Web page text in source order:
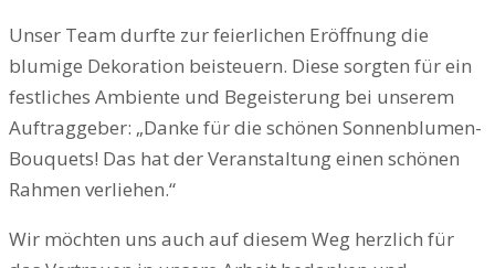
Unser Team durfte zur feierlichen Eröffnung die
blumige Dekoration beisteuern. Diese sorgten für ein
festliches Ambiente und Begeisterung bei unserem
Auftraggeber: „Danke für die schönen Sonnenblumen-
Bouquets! Das hat der Veranstaltung einen schönen
Rahmen verliehen.“
Wir möchten uns auch auf diesem Weg herzlich für